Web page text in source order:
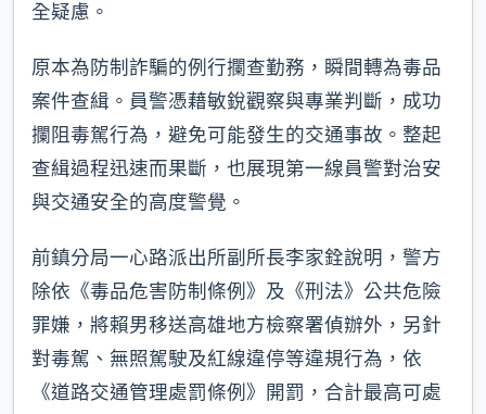
全疑慮。
原本為防制詐騙的例行攔查勤務，瞬間轉為毒品
案件查緝。員警憑藉敏銳觀察與專業判斷，成功
攔阻毒駕行為，避免可能發生的交通事故。整起
查緝過程迅速而果斷，也展現第一線員警對治安
與交通安全的高度警覺。
前鎮分局一心路派出所副所長李家銓說明，警方
除依《毒品危害防制條例》及《刑法》公共危險
罪嫌，將賴男移送高雄地方檢察署偵辦外，另針
對毒駕、無照駕駛及紅線違停等違規行為，依
《道路交通管理處罰條例》開罰，合計最高可處